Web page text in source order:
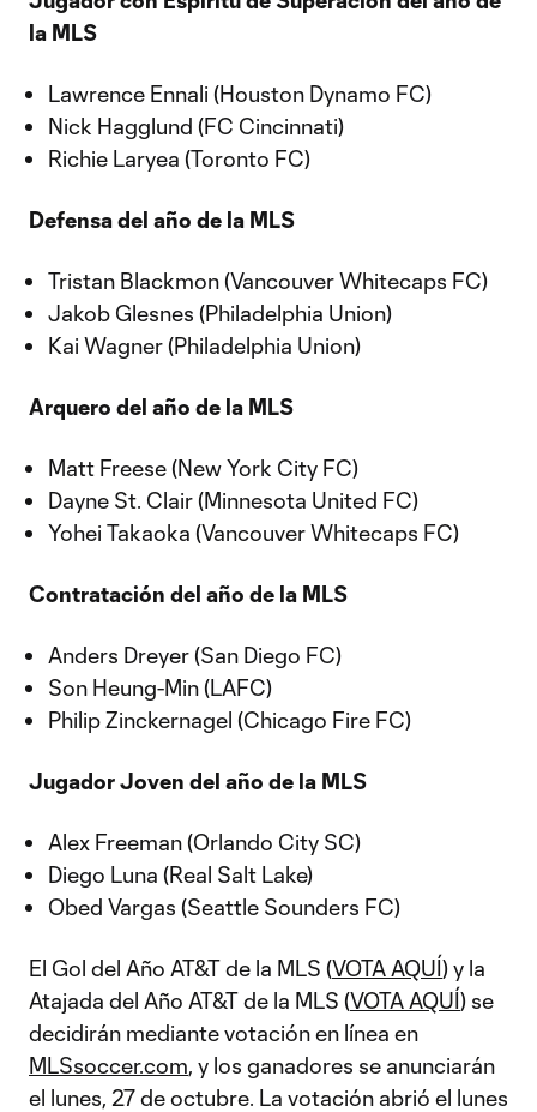
la MLS
Lawrence Ennali (Houston Dynamo FC)
Nick Hagglund (FC Cincinnati)
Richie Laryea (Toronto FC)
Defensa del año de la MLS
Tristan Blackmon (Vancouver Whitecaps FC)
Jakob Glesnes (Philadelphia Union)
Kai Wagner (Philadelphia Union)
Arquero del año de la MLS
Matt Freese (New York City FC)
Dayne St. Clair (Minnesota United FC)
Yohei Takaoka (Vancouver Whitecaps FC)
Contratación del año de la MLS
Anders Dreyer (San Diego FC)
Son Heung-Min (LAFC)
Philip Zinckernagel (Chicago Fire FC)
Jugador Joven del año de la MLS
Alex Freeman (Orlando City SC)
Diego Luna (Real Salt Lake)
Obed Vargas (Seattle Sounders FC)
El Gol del Año AT&T de la MLS (VOTA AQUÍ) y la
Atajada del Año AT&T de la MLS (VOTA AQUÍ) se
decidirán mediante votación en línea en
MLSsoccer.com, y los ganadores se anunciarán
el lunes, 27 de octubre. La votación abrió el lunes